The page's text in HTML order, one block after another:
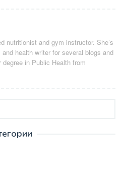
nutritionist and gym instructor. She’s
health writer for several blogs and
in Public Health from